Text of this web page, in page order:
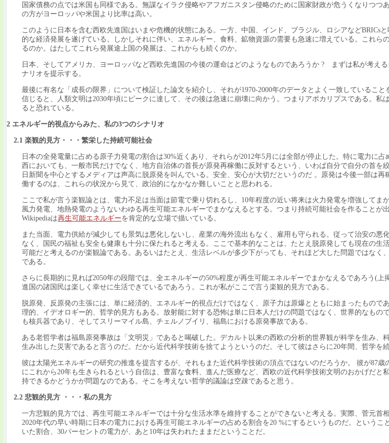
国家債務の点では米国も同様である。無謀なイラク侵略やアフガニスタン侵略のために国家財政が危うくなりつつ
の方がヨーロッパや米国より比率は高い。
このように日本を含む西欧先進国はいまや危機的状態にある。一方、中国、インド、ブラジル、ロシアなどBRICs
的な経済発展を遂げている。しかしそれに伴い、エネルギー、食料、鉱物資源の需要も急速に増えている。これら
るのか。はたしてこれら発展途上国の発展は、これからも続くのか。
日本、そしてアメリカ、ヨーロッパなど西欧先進国の今後の運命はどのようなものであろうか ? まずは私が考え
ナリオを提示する。
最後に有名な「成長の限界」について検証した論文を紹介し、それが1970-2000年のデータとよく一致しているこ
信じると、人類文明は2030年頃にピークに達して、その後は急速に崩壊に向かう。つまりアポカリプスである。私
ると恐れている。
2 エネルギー的視点からみた、私の3つのシナリオ
2.1 楽観的見方・・・繁栄した持続可能社会
日本の全発電量に占める原子力発電の割合は30%近くあり、それらが2012年5月には全部が停止した。特に電力に占
西においても、一般市民だけでなく、地方自治体の首長が原発再稼働に反対するという、いわば自分で自分の首を
日新聞を中心とするメディアは声高に脱原発を叫んでいる。安全、安心が大切だというのだ 。原発は今後一部は再
働するのは、これらの状況から見て、政治的になかなか難しいことと思われる。
ここで私が言う楽観論とは、電力不足は当面は節電で乗り切れるし、10年程度の近い将来は火力発電を増強してま
風力発電、地熱発電のようないわゆる再生可能エネルギーでまかなえるとする。つまり持続可能社会を作ることが
Wikipediaは再生可能エネルギーを肯定的な立場で描いている。
また当面、電力供給が減少しても景気は悪化しないし、産業の海外流出もなく、雇用も守られる。従って治安の悪
なく、国民の福祉も安全も健康も十分に保たれると考える。ここで基本的なことは、たとえ脱原発しても現在の生
可能だと考えるのが楽観論である。あるいはたとえ、生活レベルが多少下がっても、それほど大した問題ではなく
である。
さらに長期的に見れば2050年の段階では、全エネルギーの50%程度が再生可能エネルギーでまかなえるであろう(上
進国の諸国民は楽しく幸せに生活できているであろう。これが私がここで言う楽観的見方である。
脱原発、反原発の主張には、単に経済的、エネルギー的視点だけではなく、原子力は原爆とともに始まったもので
理的、イデオロギー的、哲学的見方もある。放射能に対する恐怖は単に日本人だけの問題ではなく、世界的なもの
も核兵器であり、そしてスリーマイル島、チェルノブイリ、福島における原発事故である。
ある老哲学者は福島原発事故は「文明災」であると喝破した。デカルト以来の西欧の分析的世界観が科学を生み、
生み出した災害であると言うのだ。だから近代科学技術を捨てようというのだ。そして彼はさらに20年間、哲学を続
彼は太陽光エネルギーの研究の推進を提言するが、それもまた近代科学技術の頂点ではないのだろうか。 彼が87歳
にこれから20年も生きられるという自信は、豊富な食料、進んだ医療など、西欧の近代科学技術文明のおかげだと
持できるかどうかが問題なのである。そこを考えない哲学的議論は空疎であると思う。
2.2 悲観的見方 ・・・私の見方
一方悲観的見方では、再生可能エネルギーでは十分な生活水準を維持することができないと考える。実際、菅元首
2020年代の早い時期に日本の電力における再生可能エネルギーの占める割合を20 %にするというものだ。というこ
いた割合、30パーセントの電力が、あと10年は失われたままだということだ。